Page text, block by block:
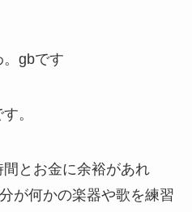
gbです
。
とお金に余裕があれ
が何かの楽器や歌を練習